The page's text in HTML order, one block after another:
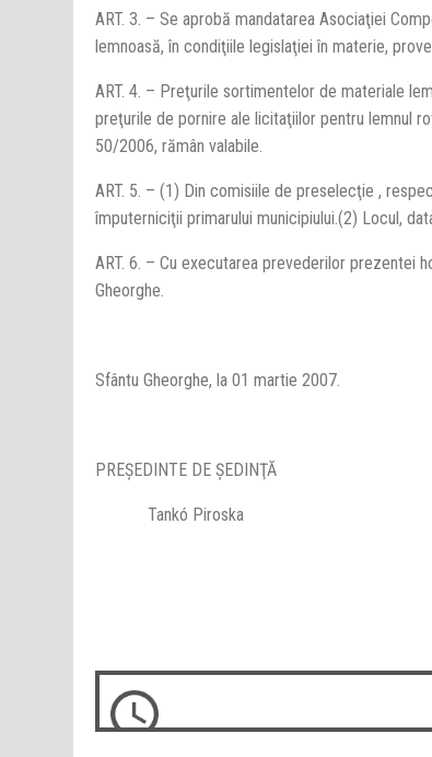
ART. 3. – Se aprobă mandatarea Asociaţiei
lemnoasă, în condiţiile legislaţiei în materie,
ART. 4. – Preţurile sortimentelor de materiale
preţurile de pornire ale licitaţiilor pentru lemnul
50/2006, rămân valabile.
ART. 5. – (1) Din comisiile de preselecţie ,
împuterniciţii primarului municipiului.(2) Locul,
ART. 6. – Cu executarea prevederilor prezentei
Gheorghe.
Sfântu Gheorghe, la 01 martie 2007.
PREŞEDINTE DE ŞEDINŢĂ
Tankó Piroska
Kulcsár